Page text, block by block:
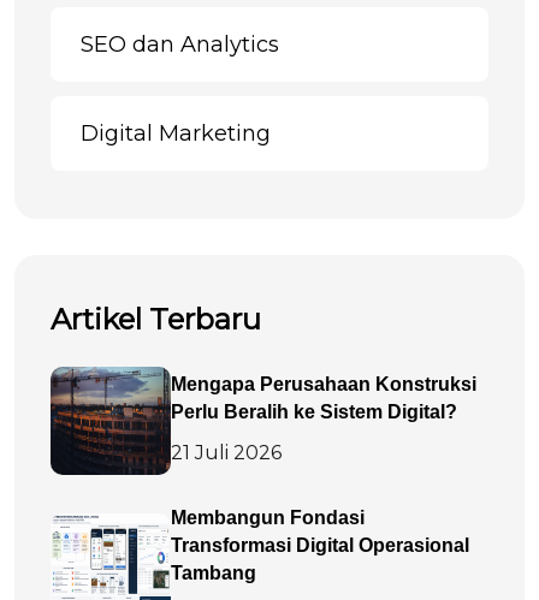
SEO dan Analytics
Digital Marketing
Artikel Terbaru
Mengapa Perusahaan Konstruksi
Perlu Beralih ke Sistem Digital?
21 Juli 2026
Membangun Fondasi
Transformasi Digital Operasional
Tambang